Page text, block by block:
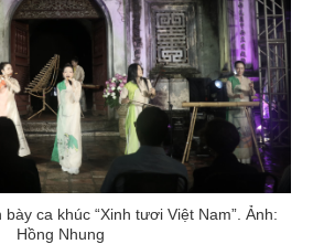
ca khúc “Xinh tươi Việt Nam”. Ảnh:
Hồng Nhung